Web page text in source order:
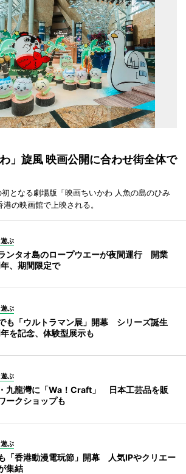
」旋風 映画公開に合わせ街全体で
となる劇場版「映画ちいかわ 人魚の島のひみ
の映画館で上映される。
ぶ
ンタオ島のロープウエーが夜間運行 開業
、期間限定で
ぶ
も「ウルトラマン展」開幕 シリーズ誕生
を記念、体験型展示も
ぶ
九龍灣に「Wa！Craft」 日本工芸品を販
ークショップも
ぶ
「香港動漫電玩節」開幕 人気IPやクリエー
集結